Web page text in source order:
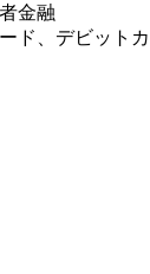
金融
ド、デビット